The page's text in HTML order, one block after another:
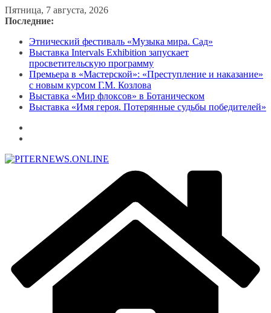
Перейти
к
Пятница, 7 августа, 2026
Последние:
Этнический фестиваль «Музыка мира. Сад»
Выставка Intervals Exhibition запускает
просветительскую программу
Премьера в «Мастерской»: «Преступление и наказание»
с новым курсом Г.М. Козлова
Выставка «Мир флоксов» в Ботаническом
Выставка «Имя героя. Потерянные судьбы победителей»